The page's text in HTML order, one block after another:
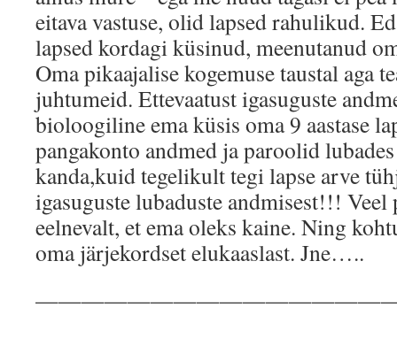
eitava vastuse, olid lapsed rahulikud.
lapsed kordagi küsinud, meenutanud
Oma pikaajalise kogemuse taustal aga
juhtumeid. Ettevaatust igasuguste
bioloogiline ema küsis oma 9 aastase
pangakonto andmed ja paroolid
kanda,kuid tegelikult tegi lapse arve
igasuguste lubaduste andmisest!!! Veel
eelnevalt, et ema oleks kaine. Ning
oma järjekordset elukaaslast. Jne…..